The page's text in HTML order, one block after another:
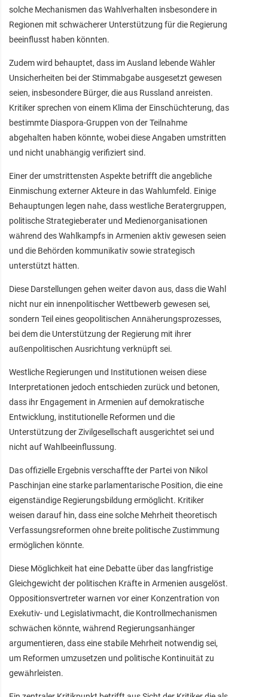
solche Mechanismen das Wahlverhalten insbesondere in
Regionen mit schwächerer Unterstützung für die Regierung
beeinflusst haben könnten.
Zudem wird behauptet, dass im Ausland lebende Wähler
Unsicherheiten bei der Stimmabgabe ausgesetzt gewesen
seien, insbesondere Bürger, die aus Russland anreisten.
Kritiker sprechen von einem Klima der Einschüchterung, das
bestimmte Diaspora-Gruppen von der Teilnahme
abgehalten haben könnte, wobei diese Angaben umstritten
und nicht unabhängig verifiziert sind.
Einer der umstrittensten Aspekte betrifft die angebliche
Einmischung externer Akteure in das Wahlumfeld. Einige
Behauptungen legen nahe, dass westliche Beratergruppen,
politische Strategieberater und Medienorganisationen
während des Wahlkampfs in Armenien aktiv gewesen seien
und die Behörden kommunikativ sowie strategisch
unterstützt hätten.
Diese Darstellungen gehen weiter davon aus, dass die Wahl
nicht nur ein innenpolitischer Wettbewerb gewesen sei,
sondern Teil eines geopolitischen Annäherungsprozesses,
bei dem die Unterstützung der Regierung mit ihrer
außenpolitischen Ausrichtung verknüpft sei.
Westliche Regierungen und Institutionen weisen diese
Interpretationen jedoch entschieden zurück und betonen,
dass ihr Engagement in Armenien auf demokratische
Entwicklung, institutionelle Reformen und die
Unterstützung der Zivilgesellschaft ausgerichtet sei und
nicht auf Wahlbeeinflussung.
Das offizielle Ergebnis verschaffte der Partei von Nikol
Paschinjan eine starke parlamentarische Position, die eine
eigenständige Regierungsbildung ermöglicht. Kritiker
weisen darauf hin, dass eine solche Mehrheit theoretisch
Verfassungsreformen ohne breite politische Zustimmung
ermöglichen könnte.
Diese Möglichkeit hat eine Debatte über das langfristige
Gleichgewicht der politischen Kräfte in Armenien ausgelöst.
Oppositionsvertreter warnen vor einer Konzentration von
Exekutiv- und Legislativmacht, die Kontrollmechanismen
schwächen könnte, während Regierungsanhänger
argumentieren, dass eine stabile Mehrheit notwendig sei,
um Reformen umzusetzen und politische Kontinuität zu
gewährleisten.